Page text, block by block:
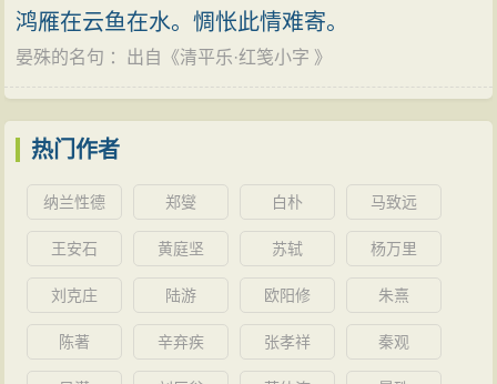
鸿雁在云鱼在水。惆怅此情难寄。
晏殊的名句 ：出自《清平乐·红笺小字 》
热门作者
纳兰性德 郑燮 白朴 马致远
王安石 黄庭坚 苏轼 杨万里
刘克庄 陆游 欧阳修 朱熹
陈著 辛弃疾 张孝祥 秦观